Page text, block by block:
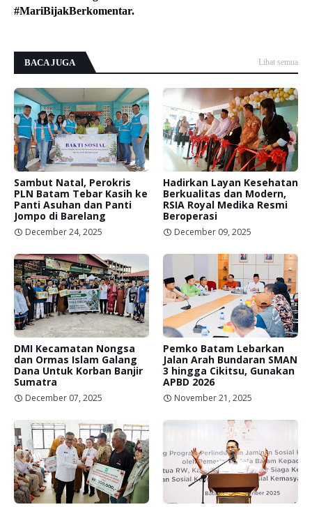
#MariBijakBerkomentar.
BACA JUGA Lihat semua
Sambut Natal, Perokris
PLN Batam Tebar Kasih ke
Panti Asuhan dan Panti
Jompo di Barelang
December 24, 2025
Hadirkan Layan Kesehatan
Berkualitas dan Modern,
RSIA Royal Medika Resmi
Beroperasi
December 09, 2025
DMI Kecamatan Nongsa
dan Ormas Islam Galang
Dana Untuk Korban Banjir
Sumatra
December 07, 2025
Pemko Batam Lebarkan
Jalan Arah Bundaran SMAN
3 hingga Cikitsu, Gunakan
APBD 2026
November 21, 2025